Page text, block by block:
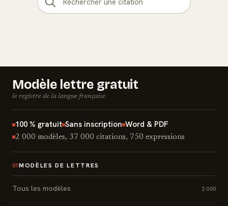
Modèle lettre gratuit
le registre de la langue française
100 % gratuit Sans inscription Word & PDF
2 000 modèles, 37 000 citations, 750 expressions
01 MODÈLES DE LETTRES
Tous les modèles 2 000